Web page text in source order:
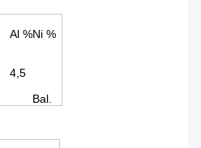
Al %Ni %
4,5
Bal.